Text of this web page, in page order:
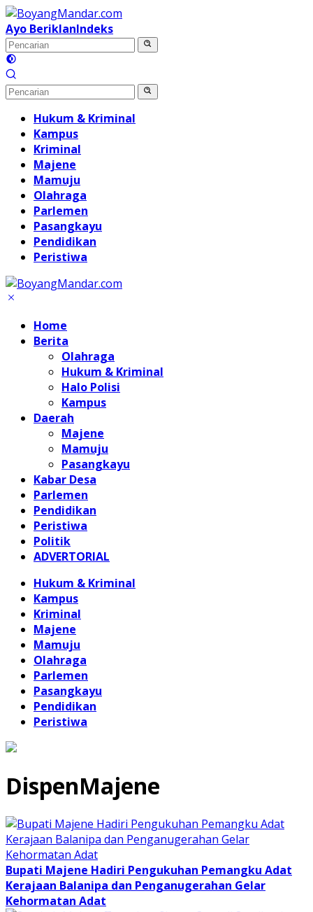
Langsung
ke
konten
Ayo BeriklanIndeks
Hukum & Kriminal
Kampus
Kriminal
Majene
Mamuju
Olahraga
Parlemen
Pasangkayu
Pendidikan
Peristiwa
Home
Berita
Olahraga
Hukum & Kriminal
Halo Polisi
Kampus
Daerah
Majene
Mamuju
Pasangkayu
Kabar Desa
Parlemen
Pendidikan
Peristiwa
Politik
ADVERTORIAL
Hukum & Kriminal
Kampus
Kriminal
Majene
Mamuju
Olahraga
Parlemen
Pasangkayu
Pendidikan
Peristiwa
DispenMajene
Bupati Majene Hadiri Pengukuhan Pemangku Adat
Kerajaan Balanipa dan Penganugerahan Gelar
Kehormatan Adat